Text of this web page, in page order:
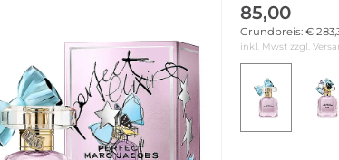
85,00
Grundpreis: €
inkl. Mwst zzgl.